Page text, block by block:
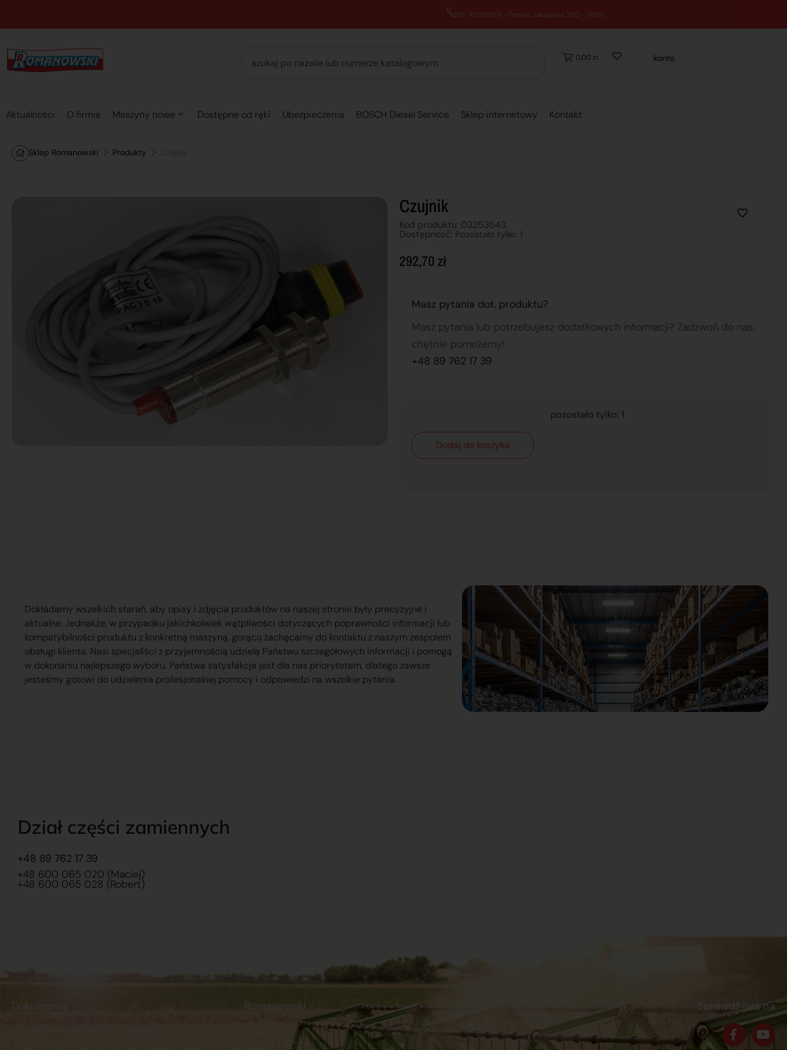
89 762 00 69 - Pomoc zakupowa 7:00 - 16:00
0,00 zł konto
Aktualności O firmie Maszyny nowe Dostępne od ręki Ubezpieczenia BOSCH Diesel Service Sklep internetowy Kontakt
Sklep Romanowski Produkty
Czujnik
Kod produktu: 03253543
Dostępnosć: Pozostało tylko: 1
292,70 zł
Masz pytania dot. produktu?
Masz pytania lub potrzebujesz dodatkowych informacji? Zadzwoń do nas,
chętnie pomożemy!
+48 89 762 17 39
pozostało tylko: 1
Dodaj do koszyka
Dokładamy wszelkich starań, aby opisy i zdjęcia produktów na naszej stronie były precyzyjne i
aktualne. Jednakże, w przypadku jakichkolwiek wątpliwości dotyczących poprawności informacji lub
kompatybilności produktu z konkretną maszyną, gorąco zachęcamy do kontaktu z naszym zespołem
obsługi klienta. Nasi specjaliści z przyjemnością udzielą Państwu szczegółowych informacji i pomogą
w dokonaniu najlepszego wyboru. Państwa satysfakcja jest dla nas priorytetem, dlatego zawsze
jesteśmy gotowi do udzielenia profesjonalnej pomocy i odpowiedzi na wszelkie pytania.
Dział części zamiennych
+48 89 762 17 39
+48 600 065 020 (Maciej)
+48 600 065 028 (Robert)
Dokumenty Romanowski
Praca
Sprawdź nas na